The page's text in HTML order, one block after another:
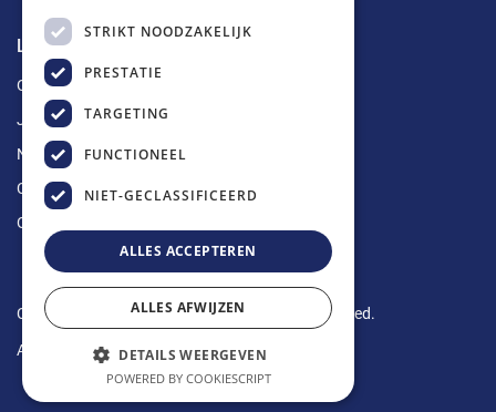
Longin Service
Over ons
Jobs
Nieuws
Contact
Offerte aanvragen
Copyright © 2024 Longin Service. All rights reserved.
Algemene voorwaarden -Privacy Policy
STRIKT NOODZAKELIJK
PRESTATIE
TARGETING
FUNCTIONEEL
NIET-GECLASSIFICEERD
ALLES ACCEPTEREN
ALLES AFWIJZEN
DETAILS WEERGEVEN
POWERED BY COOKIESCRIPT